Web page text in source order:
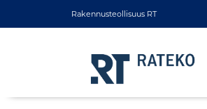
Rakennusteollisuus RT